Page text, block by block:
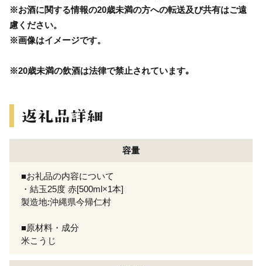
※お酒に関する情報の20歳未満の方への転送及び共有はご遠
慮ください。
※画像はイメージです。
※20歳未満の飲酒は法律で禁止されています｡
容量
■お礼品の内容について
・結玉25度 赤[500ml×1本]
製造地:沖縄県今帰仁村
■原材料・成分
米こうじ